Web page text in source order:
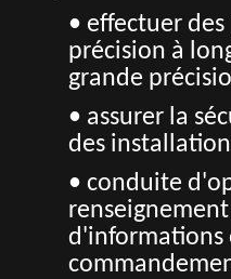
• effectuer
précision à
grande
• assurer la
des
• conduite
d'informations